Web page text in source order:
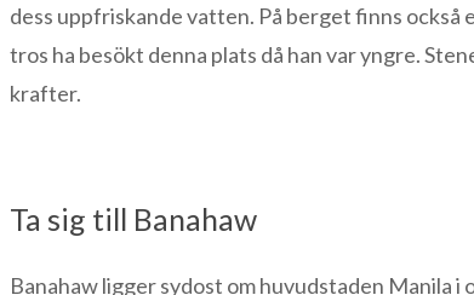
dess uppfriskande vatten. På berget finns också
tros ha besökt denna plats då han var yngre.
krafter.
Ta sig till Banahaw
Banahaw ligger sydost om huvudstaden Manila i